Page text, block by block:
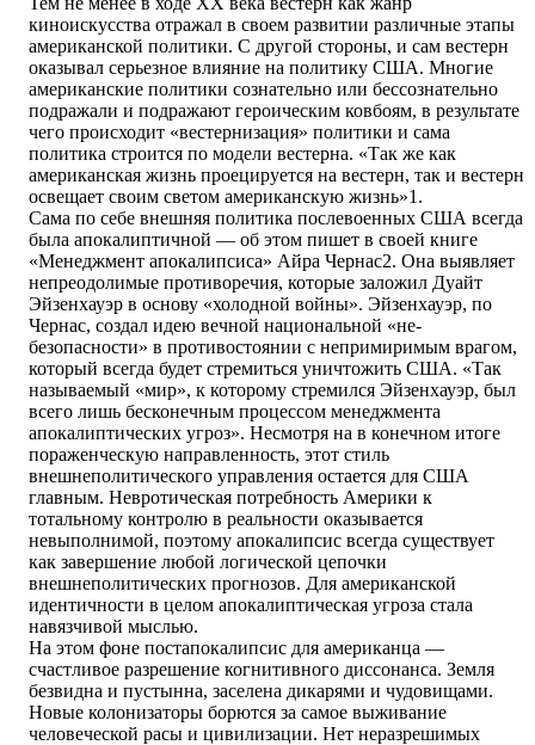
киноискусства отражал в своем развитии различные этапы
американской политики. С другой стороны, и сам вестерн
оказывал серьезное влияние на политику США. Многие
американские политики сознательно или бессознательно
подражали и подражают героическим ковбоям, в результате
чего происходит «вестернизация» политики и сама
политика строится по модели вестерна. «Так же как
американская жизнь проецируется на вестерн, так и вестерн
освещает своим светом американскую жизнь»1.
Сама по себе внешняя политика послевоенных США всегда
была апокалиптичной — об этом пишет в своей книге
«Менеджмент апокалипсиса» Айра Чернас2. Она выявляет
непреодолимые противоречия, которые заложил Дуайт
Эйзенхауэр в основу «холодной войны». Эйзенхауэр, по
Чернас, создал идею вечной национальной «не-
безопасности» в противостоянии с непримиримым врагом,
который всегда будет стремиться уничтожить США. «Так
называемый «мир», к которому стремился Эйзенхауэр, был
всего лишь бесконечным процессом менеджмента
апокалиптических угроз». Несмотря на в конечном итоге
пораженческую направленность, этот стиль
внешнеполитического управления остается для США
главным. Невротическая потребность Америки к
тотальному контролю в реальности оказывается
невыполнимой, поэтому апокалипсис всегда существует
как завершение любой логической цепочки
внешнеполитических прогнозов. Для американской
идентичности в целом апокалиптическая угроза стала
навязчивой мыслью.
На этом фоне постапокалипсис для американца —
счастливое разрешение когнитивного диссонанса. Земля
безвидна и пустынна, заселена дикарями и чудовищами.
Новые колонизаторы борются за самое выживание
человеческой расы и цивилизации. Нет неразрешимых